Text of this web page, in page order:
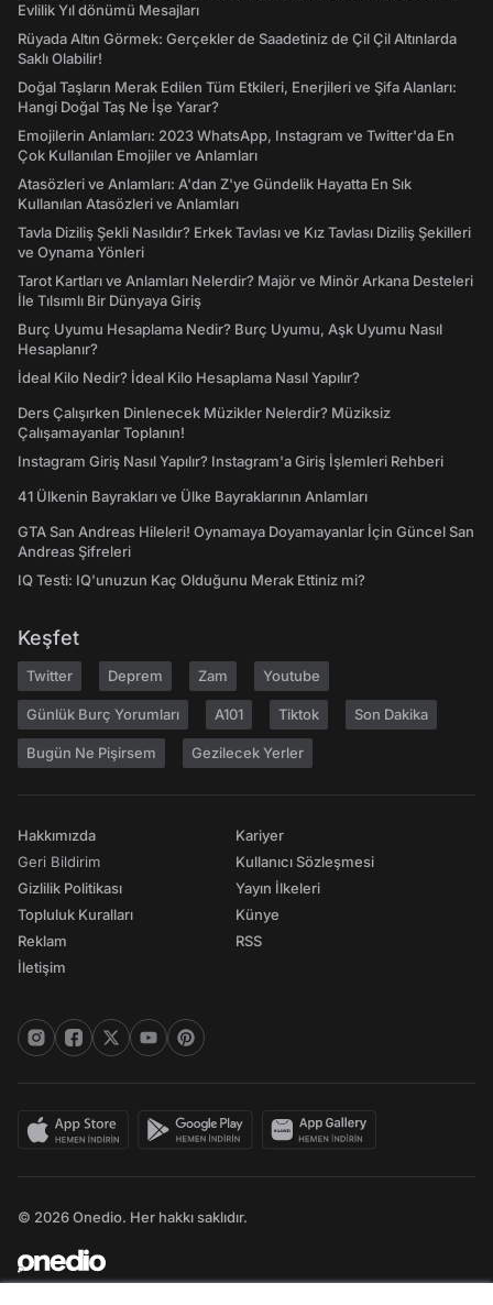
Evlilik Yıl dönümü Mesajları
Rüyada Altın Görmek: Gerçekler de Saadetiniz de Çil Çil Altınlarda
Saklı Olabilir!
Doğal Taşların Merak Edilen Tüm Etkileri, Enerjileri ve Şifa Alanları:
Hangi Doğal Taş Ne İşe Yarar?
Emojilerin Anlamları: 2023 WhatsApp, Instagram ve Twitter'da En
Çok Kullanılan Emojiler ve Anlamları
Atasözleri ve Anlamları: A'dan Z'ye Gündelik Hayatta En Sık
Kullanılan Atasözleri ve Anlamları
Tavla Diziliş Şekli Nasıldır? Erkek Tavlası ve Kız Tavlası Diziliş Şekilleri
ve Oynama Yönleri
Tarot Kartları ve Anlamları Nelerdir? Majör ve Minör Arkana Desteleri
İle Tılsımlı Bir Dünyaya Giriş
Burç Uyumu Hesaplama Nedir? Burç Uyumu, Aşk Uyumu Nasıl
Hesaplanır?
İdeal Kilo Nedir? İdeal Kilo Hesaplama Nasıl Yapılır?
Ders Çalışırken Dinlenecek Müzikler Nelerdir? Müziksiz
Çalışamayanlar Toplanın!
Instagram Giriş Nasıl Yapılır? Instagram'a Giriş İşlemleri Rehberi
41 Ülkenin Bayrakları ve Ülke Bayraklarının Anlamları
GTA San Andreas Hileleri! Oynamaya Doyamayanlar İçin Güncel San
Andreas Şifreleri
IQ Testi: IQ'unuzun Kaç Olduğunu Merak Ettiniz mi?
Keşfet
Twitter Deprem Zam Youtube
Günlük Burç Yorumları A101 Tiktok Son Dakika
Bugün Ne Pişirsem Gezilecek Yerler
Hakkımızda
Geri Bildirim
Gizlilik Politikası
Topluluk Kuralları
Reklam
İletişim
Kariyer
Kullanıcı Sözleşmesi
Yayın İlkeleri
Künye
RSS
© 2026 Onedio. Her hakkı saklıdır.